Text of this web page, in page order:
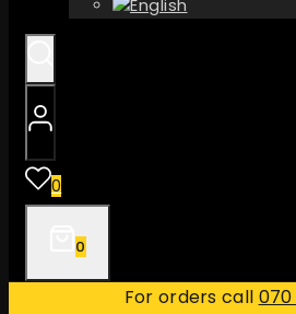
0
0
For orders call 070